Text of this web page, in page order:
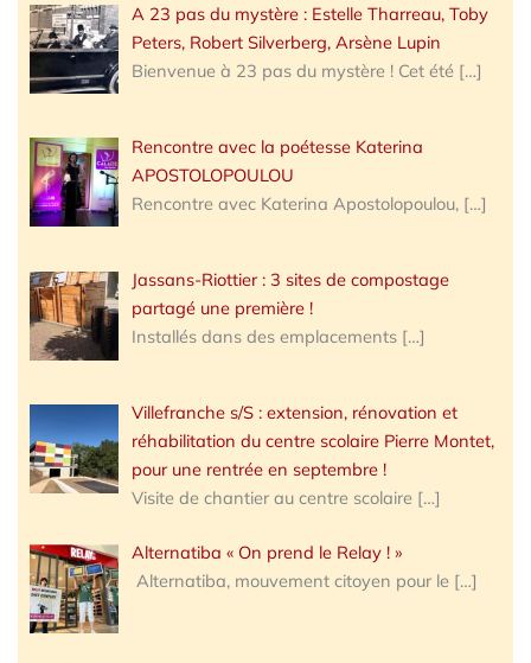
A 23 pas du mystère : Estelle Tharreau, Toby
Peters, Robert Silverberg, Arsène Lupin
Bienvenue à 23 pas du mystère ! Cet été […]
Rencontre avec la poétesse Katerina
APOSTOLOPOULOU
Rencontre avec Katerina Apostolopoulou, […]
Jassans-Riottier : 3 sites de compostage
partagé une première !
Installés dans des emplacements […]
Villefranche s/S : extension, rénovation et
réhabilitation du centre scolaire Pierre Montet,
pour une rentrée en septembre !
Visite de chantier au centre scolaire […]
Alternatiba « On prend le Relay ! »
Alternatiba, mouvement citoyen pour le […]